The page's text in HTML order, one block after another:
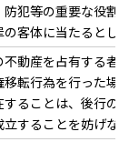
防犯等の重要な役割
客体に当たるとし
動産を占有する者
転行為を行った場
ることは、後行の
立することを妨げな